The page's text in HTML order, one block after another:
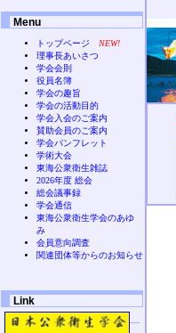
Menu
トップページ
NEW!
理事長あいさつ
学会会則
役員名簿
学会の趣旨
学会の活動目的
学会入会のご案内
賛助会員のご案内
学会パンフレット
学術大会
東海公衆衛生雑誌
2026年度 総会
総会議事録
学会通信
東海公衆衛生学会のあゆ
み
会員意向調査
関連団体等からのお知らせ
Link